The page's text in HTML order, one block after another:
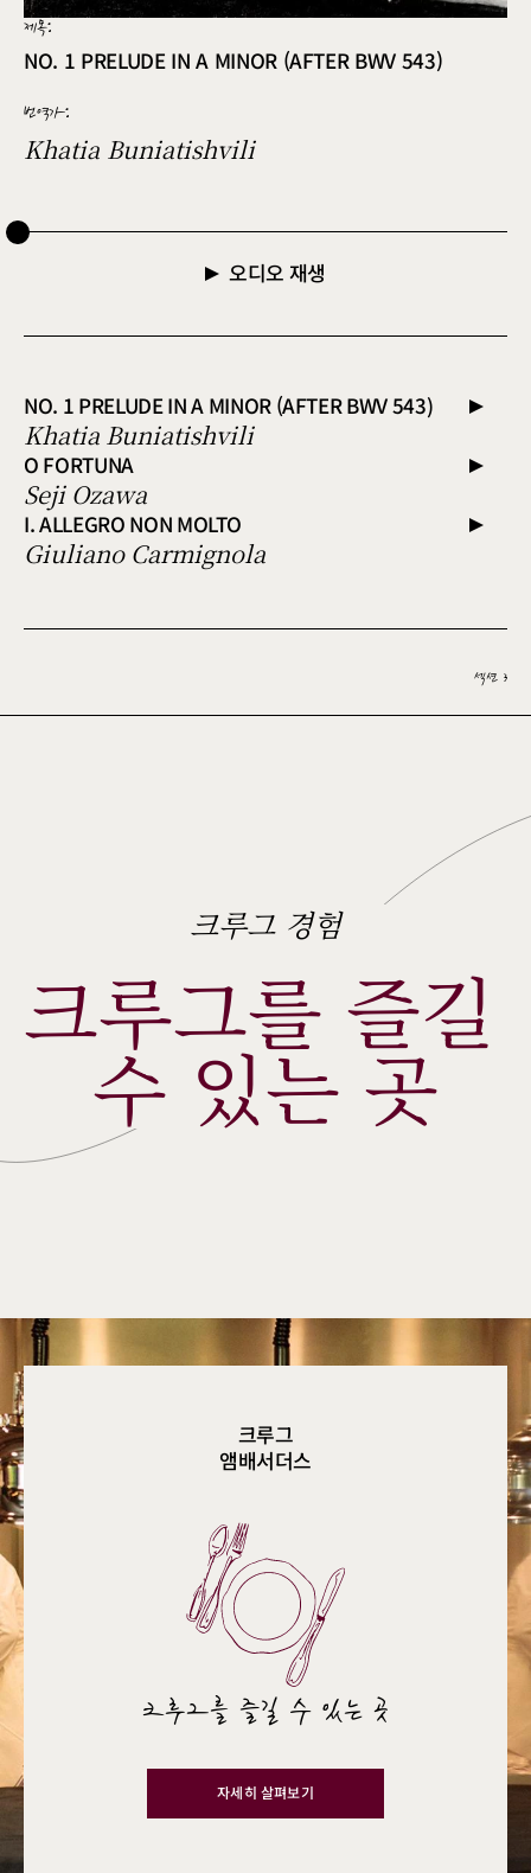
제목:
NO. 1 PRELUDE IN A MINOR (AFTER BWV 543)
번역가:
Khatia Buniatishvili
오디오 재생
NO. 1 PRELUDE IN A MINOR (AFTER BWV 543)
Khatia Buniatishvili
O FORTUNA
Seji Ozawa
I. ALLEGRO NON MOLTO
Giuliano Carmignola
섹션 3
크루그 경험
크루그를 즐길
수 있는 곳
크루그
앰배서더스
크루그를 즐길 수 있는 곳
자세히 살펴보기